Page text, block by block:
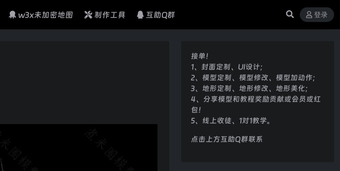
w3x未加密地图 制作工具 互助Q群 登录
接单！
1、封面定制、UI设计；
2、模型定制、模型修改、模型加动作；
3、地形定制、地形修改、地形美化；
4、分享模型和教程奖励贡献或会员或红
包！
5、线上收徒、1对1教学。
点击上方互助Q群联系